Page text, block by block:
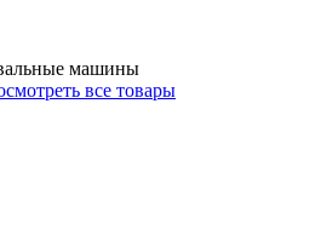
машины
все товары